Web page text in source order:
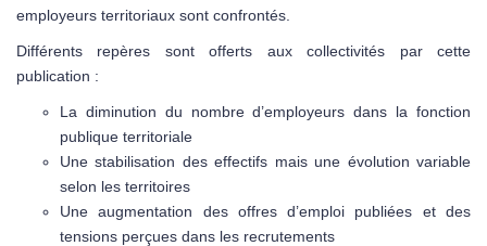
employeurs territoriaux sont confrontés.
Différents repères sont offerts aux collectivités par cette
publication :
La diminution du nombre d’employeurs dans la fonction
publique territoriale
Une stabilisation des effectifs mais une évolution variable
selon les territoires
Une augmentation des offres d’emploi publiées et des
tensions perçues dans les recrutements